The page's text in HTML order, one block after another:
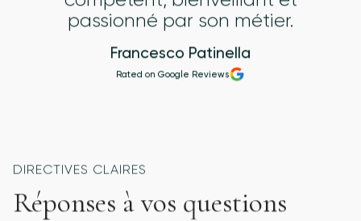
passionné par son métier.
Francesco Patinella
Rated on Google Reviews
DIRECTIVES CLAIRES
Réponses à vos questions